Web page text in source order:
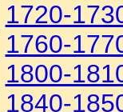
1720-
1760-
1800-
1840-